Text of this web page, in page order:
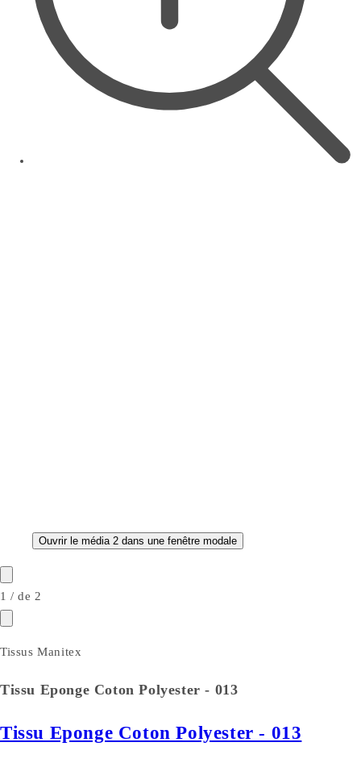
Ouvrir le média 2 dans une fenêtre modale
1 /de 2
Tissus Manitex
Tissu Eponge Coton Polyester - 013
Tissu Eponge Coton Polyester - 013